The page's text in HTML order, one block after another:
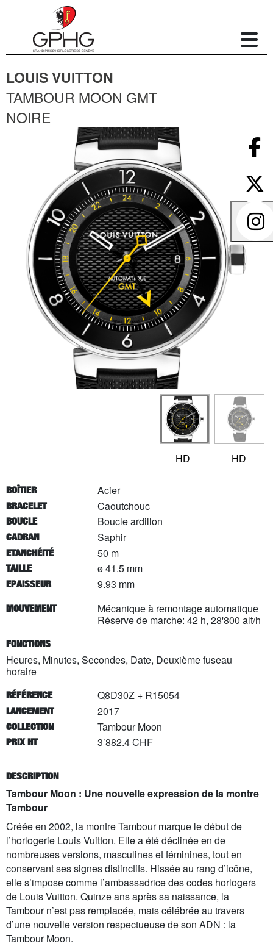
LOUIS VUITTON
TAMBOUR MOON GMT
NOIRE
HD HD
BOÎTIER Acier
BRACELET Caoutchouc
BOUCLE Boucle ardillon
CADRAN Saphir
ETANCHÉITÉ 50 m
TAILLE ø 41.5 mm
EPAISSEUR 9.93 mm
MOUVEMENT
Mécanique à remontage automatique
Réserve de marche: 42 h, 28'800 alt/h
FONCTIONS
Heures, Minutes, Secondes, Date, Deuxième fuseau
horaire
RÉFÉRENCE Q8D30Z + R15054
LANCEMENT 2017
COLLECTION Tambour Moon
PRIX HT 3’882.4 CHF
DESCRIPTION
Tambour Moon : Une nouvelle expression de la montre
Tambour
Créée en 2002, la montre Tambour marque le début de
l’horlogerie Louis Vuitton. Elle a été déclinée en de
nombreuses versions, masculines et féminines, tout en
conservant ses signes distinctifs. Hissée au rang d’icône,
elle s’impose comme l’ambassadrice des codes horlogers
de Louis Vuitton. Quinze ans après sa naissance, la
Tambour n’est pas remplacée, mais célébrée au travers
d’une nouvelle version respectueuse de son ADN : la
Tambour Moon.